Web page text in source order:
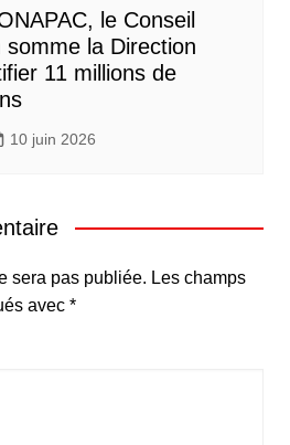
le Conseil
somme la Direction
11 millions de
10 juin 2026
sera pas publiée. Les champs
avec *